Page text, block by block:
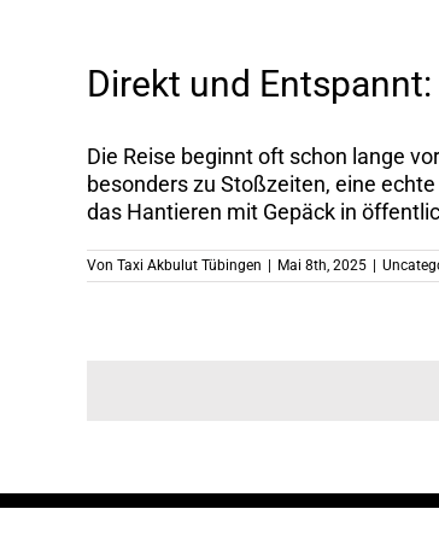
Direkt und
Die Reise beginnt oft schon lange
besonders zu Stoßzeiten, eine
das Hantieren mit Gepäck in
Von Taxi Akbulut Tübingen Mai 8th, 2025